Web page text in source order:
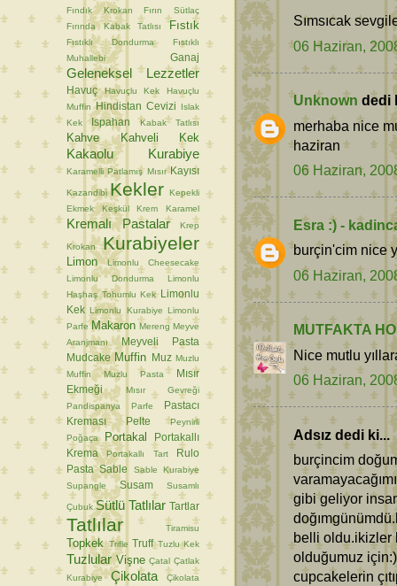
Sımsıcak
06 Haziran,
Unknown dedi
merhaba nice
haziran
06 Haziran,
Esra :) -
burçin'cim nice
06 Haziran,
MUTFAKTA
Nice mutlu
06 Haziran,
Adsız dedi ki...
burçincim
gibi geliyor
belli oldu.ikizler
olduğumuz için:)
cupcakelerin
Fındık Krokan
Fırın Sütlaç
Fırında Kabak Tatlısı
Fıstık
Fıstıklı Dondurma
Fıstıklı
Muhallebi
Ganaj
Geleneksel Lezzetler
Havuç Havuçlu Kek
Havuçlu
Muffin Hindistan Cevizi
Islak
Kek
Ispahan Kabak Tatlısı
Kahve Kahveli Kek
Kakaolu Kurabiye
Karamelli Patlamış Mısır Kayısı
Kazandibi Kekler Kepekli
Ekmek
Keşkül Krem Karamel
Kremalı Pastalar Krep
Krokan Kurabiyeler
Limon
Limonlu Cheesecake
Limonlu Dondurma
Limonlu
Haşhaş Tohumlu Kek
Limonlu
Kek Limonlu Kurabiye Limonlu
Parfe Makaron Mereng Meyve
Aranjmanı
Meyveli Pasta
Mudcake Muffin Muz Muzlu
Muffin
Muzlu Pasta
Mısır
Ekmeği
Mısır Gevreği
Pandispanya
Parfe
Pastacı
Kreması
Pelte
Peynirli
Poğaça
Portakal
Portakallı
Krema
Portakallı Tart
Rulo
Pasta Sable
Sable Kurabiye
Supangle
Susam Susamlı
Çubuk Sütlü Tatlılar Tartlar
Tatlılar Tiramisu
Topkek Trifle Truff Tuzlu Kek
Tuzlular Vişne Çatal Çatlak
Kurabiye
Çikolata
Çikolata